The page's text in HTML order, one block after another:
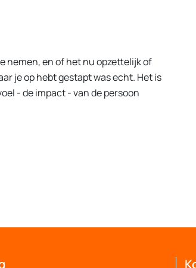
nemen, en of het nu opzettelijk of
je op hebt gestapt was echt. Het is
- de impact - van de persoon